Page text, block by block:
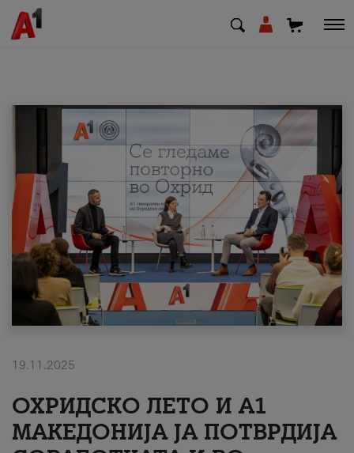
МК SQ
Приватни Деловни
Поддршка
Надополни кредит
#ПодобарОнлајн
19.11.2025
ОХРИДСКО ЛЕТО И A1
МАКЕДОНИЈА ЈА ПОТВРДИЈА